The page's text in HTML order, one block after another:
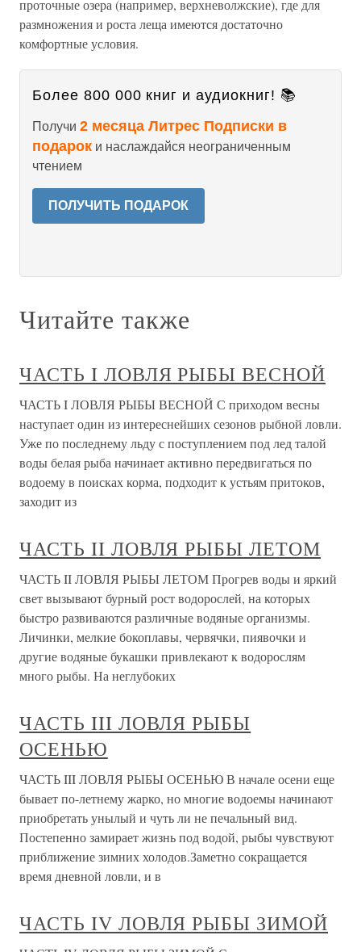
проточные озера (например, верхневолжские), где для
размножения и роста леща имеются достаточно
комфортные условия.
Более 800 000 книг и аудиокниг! 📚
Получи 2 месяца Литрес Подписки в
подарок и наслаждайся неограниченным
чтением
ПОЛУЧИТЬ ПОДАРОК
Читайте также
ЧАСТЬ I ЛОВЛЯ РЫБЫ ВЕСНОЙ
ЧАСТЬ I ЛОВЛЯ РЫБЫ ВЕСНОЙ С приходом весны
наступает один из интереснейших сезонов рыбной ловли.
Уже по последнему льду с поступлением под лед талой
воды белая рыба начинает активно передвигаться по
водоему в поисках корма, подходит к устьям притоков,
заходит из
ЧАСТЬ II ЛОВЛЯ РЫБЫ ЛЕТОМ
ЧАСТЬ II ЛОВЛЯ РЫБЫ ЛЕТОМ Прогрев воды и яркий
свет вызывают бурный рост водорослей, на которых
быстро развиваются различные водяные организмы.
Личинки, мелкие бокоплавы, червячки, пиявочки и
другие водяные букашки привлекают к водорослям
много рыбы. На неглубоких
ЧАСТЬ III ЛОВЛЯ РЫБЫ
ОСЕНЬЮ
ЧАСТЬ III ЛОВЛЯ РЫБЫ ОСЕНЬЮ В начале осени еще
бывает по-летнему жарко, но многие водоемы начинают
приобретать унылый и чуть ли не печальный вид.
Постепенно замирает жизнь под водой, рыбы чувствуют
приближение зимних холодов.Заметно сокращается
время дневной ловли, и в
ЧАСТЬ IV ЛОВЛЯ РЫБЫ ЗИМОЙ